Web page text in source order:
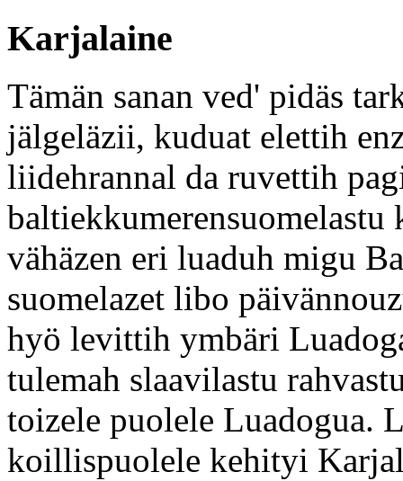
Karjalaine
Tämän sanan ved' pidäs
jälgeläzii, kuduat elettih
liidehrannal da ruvettih
baltiekkumerensuomelastu
vähäzen eri luaduh migu
suomelazet libo
hyö levittih ymbäri
tulemah slaavilastu
toizele puolele Luadogua.
koillispuolele kehityi